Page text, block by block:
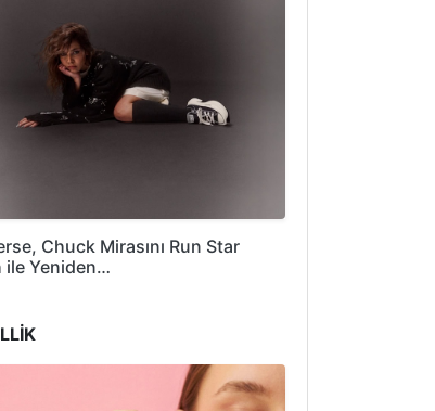
Chuck Mirasını Run Star
ile Yeniden…